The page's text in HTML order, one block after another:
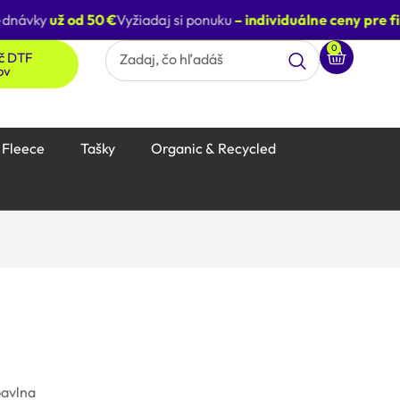
už od 50 €Vyžiadaj si ponuku– individuálne ceny pre
DTF
0
Fleece Tašky Organic & Recycled